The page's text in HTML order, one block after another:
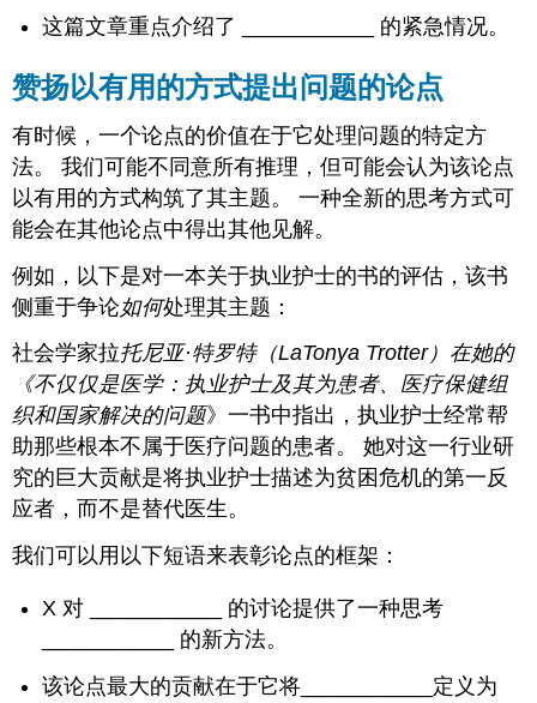
这篇文章重点介绍了 ___________ 的紧急情况。
赞扬以有用的方式提出问题的论点
有时候，一个论点的价值在于它处理问题的特定方
法。 我们可能不同意所有推理，但可能会认为该论点
以有用的方式构筑了其主题。 一种全新的思考方式可
能会在其他论点中得出其他见解。
例如，以下是对一本关于执业护士的书的评估，该书
侧重于争论如何处理其主题：
社会学家拉托尼亚·特罗特（LaTonya Trotter）在她的
《不仅仅是医学：执业护士及其为患者、医疗保健组
织和国家解决的问题》一书中指出，执业护士经常帮
助那些根本不属于医疗问题的患者。 她对这一行业研
究的巨大贡献是将执业护士描述为贫困危机的第一反
应者，而不是替代医生。
我们可以用以下短语来表彰论点的框架：
X 对 ___________ 的讨论提供了一种思考
___________ 的新方法。
该论点最大的贡献在于它将___________定义为